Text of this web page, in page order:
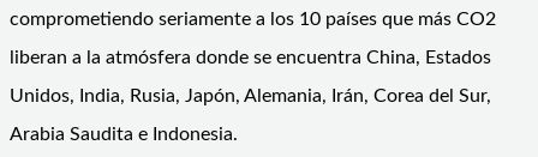
comprometiendo seriamente a los 10 países que más CO2
liberan a la atmósfera donde se encuentra China, Estados
Unidos, India, Rusia, Japón, Alemania, Irán, Corea del Sur,
Arabia Saudita e Indonesia.